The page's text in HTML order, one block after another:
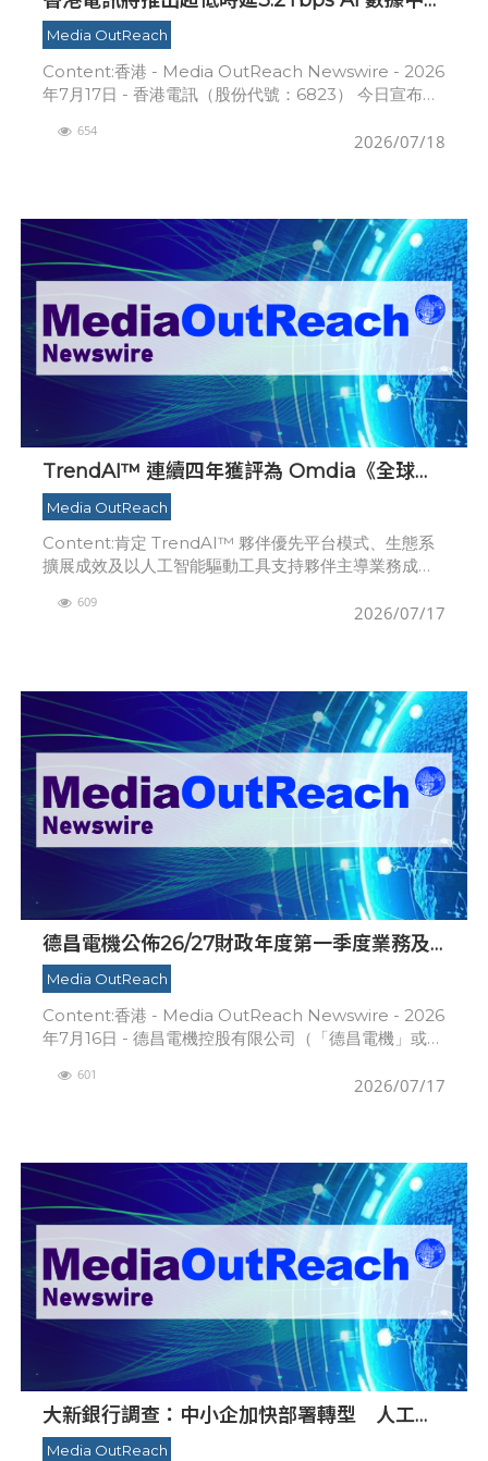
互聯Superhighway 支持香港人工智能發展
Media OutReach
Content:香港 - Media OutReach Newswire - 2026
年7月17日 - 香港電訊（股份代號：6823） 今日宣布，
2026/07/18
654
TrendAI™ 連續四年獲評為 Omdia《全球網
絡安全平台生態系領導力》冠軍級廠商
Media OutReach
Content:肯定 TrendAI™ 夥伴優先平台模式、生態系
擴展成效及以人工智能驅動工具支持夥伴主導業務成長
2026年7月
2026/07/17
609
德昌電機公佈26/27財政年度第一季度業務及
未經審核財務資料
Media OutReach
Content:香港 - Media OutReach Newswire - 2026
年7月16日 - 德昌電機控股有限公司（「德昌電機」或
新聞稿，內
2026/07/17
601
大新銀行調查：中小企加快部署轉型 人工智
能與北都發展帶來新機遇
Media OutReach